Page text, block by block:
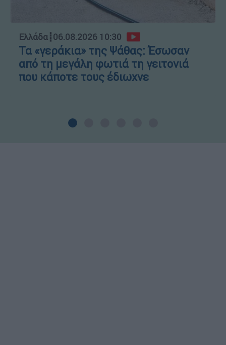
Ελλάδα┋06.08.2026 10:30
Τα «γεράκια» της Ψάθας: Έσωσαν
από τη μεγάλη φωτιά τη γειτονιά
που κάποτε τους έδιωχνε